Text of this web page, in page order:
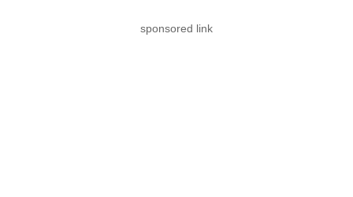
sponsored link